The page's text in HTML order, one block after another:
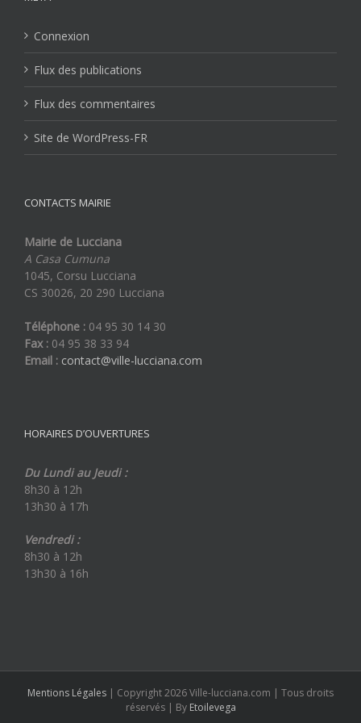
Connexion
Flux des publications
Flux des commentaires
Site de WordPress-FR
CONTACTS MAIRIE
Mairie de Lucciana
A Casa Cumuna
1045, Corsu Lucciana
CS 30026, 20 290 Lucciana
Téléphone : 04 95 30 14 30
Fax : 04 95 38 33 94
Email : contact@ville-lucciana.com
HORAIRES D’OUVERTURES
Du Lundi au Jeudi :
8h30 à 12h
13h30 à 17h
Vendredi :
8h30 à 12h
13h30 à 16h
Mentions Légales | Copyright 2026 Ville-lucciana.com | Tous droits
réservés | By Etoilevega